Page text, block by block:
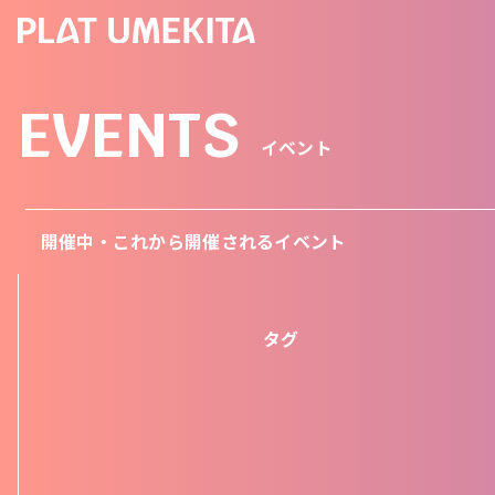
EVENTS イベント
開催中・これから開催されるイベント
タグ